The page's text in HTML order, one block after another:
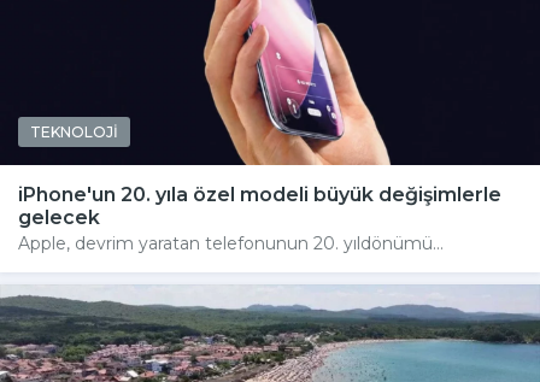
TEKNOLOJİ
iPhone'un 20. yıla özel modeli büyük değişimlerle
gelecek
Apple, devrim yaratan telefonunun 20. yıldönümü...